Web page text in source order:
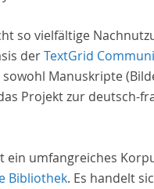
so vielfältige
derTextGrid
Manuskripte
Projekt zur deutsch-
ein umfangreiches
Bibliothek. Es handelt